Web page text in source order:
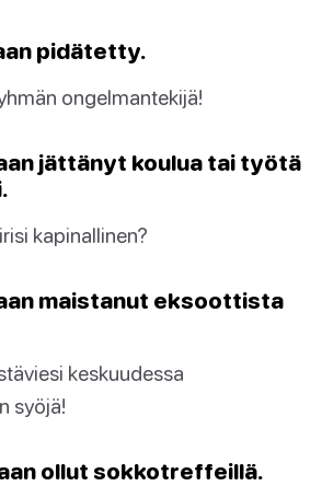
pidätetty.
ongelmantekijä!
jättänyt koulua tai työtä
kapinallinen?
maistanut eksoottista
keskuudessa
syöjä!
ollut sokkotreffeillä.